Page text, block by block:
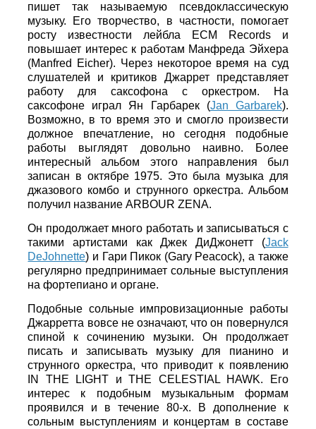
пишет так называемую псевдоклассическую
музыку. Его творчество, в частности, помогает
росту известности лейбла ECM Records и
повышает интерес к работам Манфреда Эйхера
(Manfred Eicher). Через некоторое время на суд
слушателей и критиков Джаррет представляет
работу для саксофона с оркестром. На
саксофоне играл Ян Гарбарек (Jan Garbarek).
Возможно, в то время это и смогло произвести
должное впечатление, но сегодня подобные
работы выглядят довольно наивно. Более
интересный альбом этого направления был
записан в октябре 1975. Это была музыка для
джазового комбо и струнного оркестра. Альбом
получил название ARBOUR ZENA.
Он продолжает много работать и записываться с
такими артистами как Джек ДиДжонетт (Jack
DeJohnette) и Гари Пикок (Gary Peacock), а также
регулярно предпринимает сольные выступления
на фортепиано и органе.
Подобные сольные импровизационные работы
Джарретта вовсе не означают, что он повернулся
спиной к сочинению музыки. Он продолжает
писать и записывать музыку для пианино и
струнногo оркестра, что приводит к появлению
IN THE LIGHT и THE CELESTIAL HAWK. Его
интерес к подобным музыкальным формам
проявился и в течение 80-х. В дополнение к
сольным выступлениям и концертам в составе